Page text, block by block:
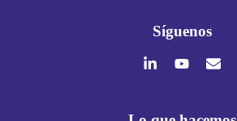
Síguenos